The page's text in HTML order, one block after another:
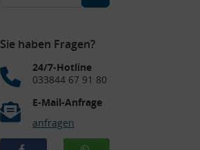
Sie haben Fragen?
24/7-Hotline
033844 67 91 80
E-Mail-Anfrage
anfragen